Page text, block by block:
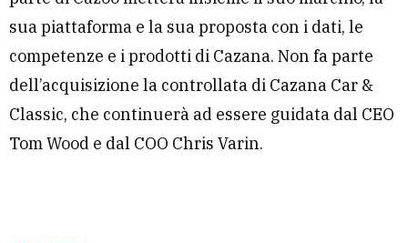
sua piattaforma e la sua proposta con i dati, le
competenze e i prodotti di Cazana. Non fa parte
dell’acquisizione la controllata di Cazana Car &
Classic, che continuerà ad essere guidata dal CEO
Tom Wood e dal COO Chris Varin.